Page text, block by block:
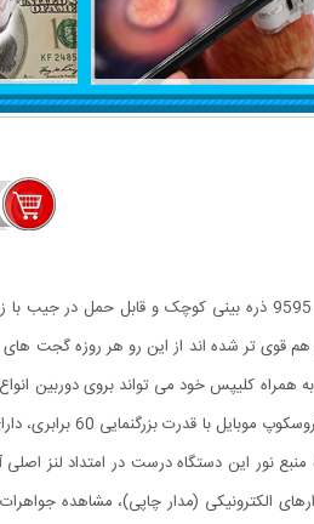
کلیپس خود می تواند بروی دوربین
این گجت گزینه
نور این دستگاه درست در امتداد لنز
الکترونیکی (مدار چاپی)، مشاهده